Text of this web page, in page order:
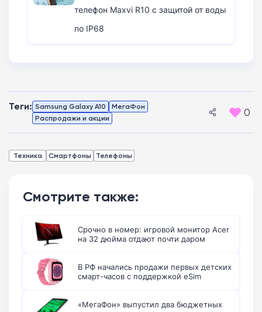
телефон Maxvi R10 с защитой от воды
по IP68
Теги: Samsung Galaxy A10
МегаФон
Распродажи и акции
0
Техника Смартфоны Телефоны
Смотрите также:
Срочно в номер: игровой монитор Acer
на 32 дюйма отдают почти даром
В РФ начались продажи первых детских
смарт-часов с поддержкой eSim
«МегаФон» выпустил два бюджетных